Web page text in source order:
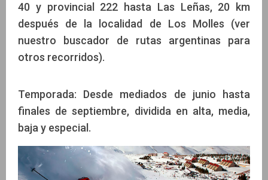
40 y provincial 222 hasta Las Leñas, 20 km
después de la localidad de Los Molles (ver
nuestro buscador de rutas argentinas para
otros recorridos).
Temporada: Desde mediados de junio hasta
finales de septiembre, dividida en alta, media,
baja y especial.